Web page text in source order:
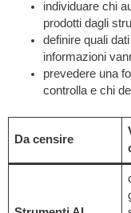
individuare chi
prodotti dagli
definire quali
informazioni
prevedere una
controlla e chi
Da censire